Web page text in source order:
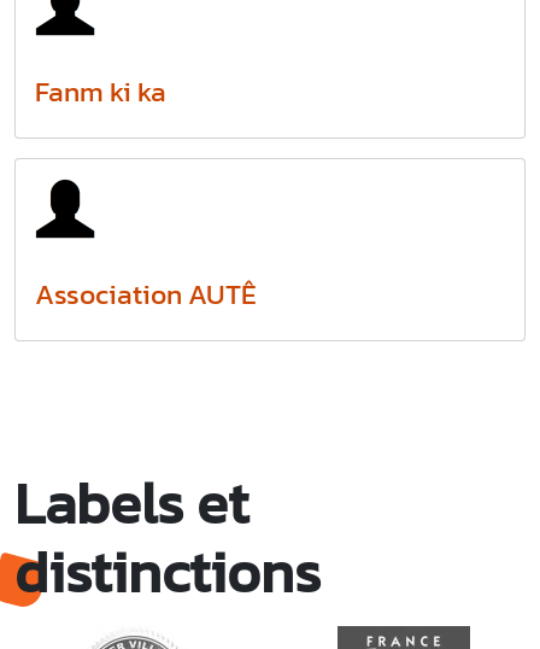
Fanm ki ka
Association AUTÊ
Labels et
distinctions